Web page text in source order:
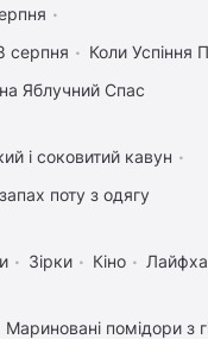
серпня
Коли Успіння
Яблучний Спас
і соковитий кавун
поту з одягу
Зірки Кіно
Мариновані помідори з